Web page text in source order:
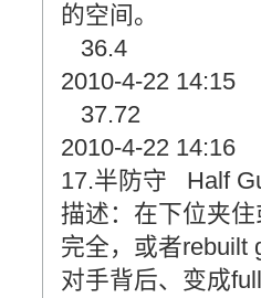
的空间。
36.4
2010-4-22 14:15
37.72
2010-4-22 14:16
17.半防守 Half
描述：在下位夹
完全，或者rebuilt
对手背后、变成